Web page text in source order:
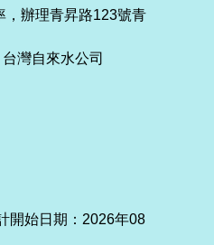
，辦理青昇路123號青
灣自來水公司
開始日期：2026年08